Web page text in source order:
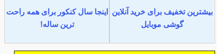
بیشترین تخفیف برای خرید آنلاین
گوشی موبایل
اینجا سال کنکور برای همه راحت
ترین ساله!